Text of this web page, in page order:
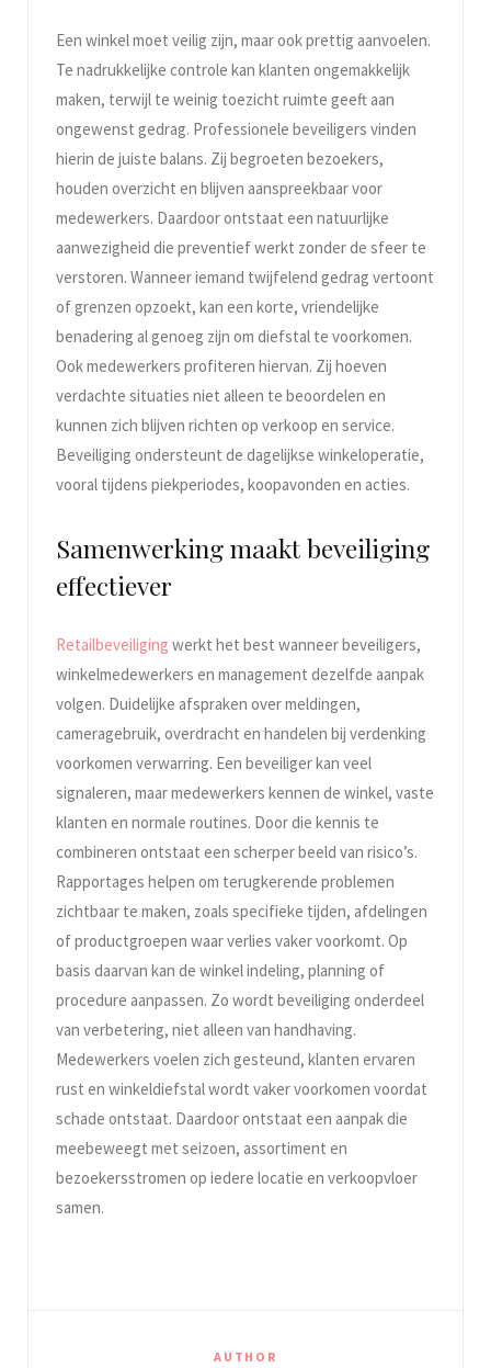
Een winkel moet veilig zijn, maar ook prettig aanvoelen.
Te nadrukkelijke controle kan klanten ongemakkelijk
maken, terwijl te weinig toezicht ruimte geeft aan
ongewenst gedrag. Professionele beveiligers vinden
hierin de juiste balans. Zij begroeten bezoekers,
houden overzicht en blijven aanspreekbaar voor
medewerkers. Daardoor ontstaat een natuurlijke
aanwezigheid die preventief werkt zonder de sfeer te
verstoren. Wanneer iemand twijfelend gedrag vertoont
of grenzen opzoekt, kan een korte, vriendelijke
benadering al genoeg zijn om diefstal te voorkomen.
Ook medewerkers profiteren hiervan. Zij hoeven
verdachte situaties niet alleen te beoordelen en
kunnen zich blijven richten op verkoop en service.
Beveiliging ondersteunt de dagelijkse winkeloperatie,
vooral tijdens piekperiodes, koopavonden en acties.
Samenwerking maakt beveiliging
effectiever
Retailbeveiliging werkt het best wanneer beveiligers,
winkelmedewerkers en management dezelfde aanpak
volgen. Duidelijke afspraken over meldingen,
cameragebruik, overdracht en handelen bij verdenking
voorkomen verwarring. Een beveiliger kan veel
signaleren, maar medewerkers kennen de winkel, vaste
klanten en normale routines. Door die kennis te
combineren ontstaat een scherper beeld van risico’s.
Rapportages helpen om terugkerende problemen
zichtbaar te maken, zoals specifieke tijden, afdelingen
of productgroepen waar verlies vaker voorkomt. Op
basis daarvan kan de winkel indeling, planning of
procedure aanpassen. Zo wordt beveiliging onderdeel
van verbetering, niet alleen van handhaving.
Medewerkers voelen zich gesteund, klanten ervaren
rust en winkeldiefstal wordt vaker voorkomen voordat
schade ontstaat. Daardoor ontstaat een aanpak die
meebeweegt met seizoen, assortiment en
bezoekersstromen op iedere locatie en verkoopvloer
samen.
AUTHOR